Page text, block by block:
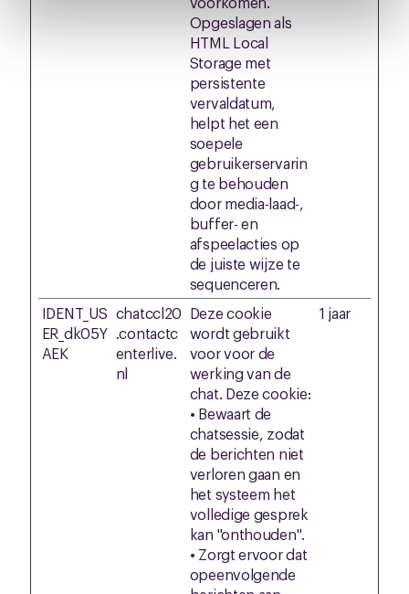
het ronde cookie-instellingenicoontje linksonder op de
Opgeslagen als
HTML Local
Storage met
persistente
vervaldatum,
helpt het een
soepele
gebruikerservarin
g te behouden
door media-laad-,
buffer- en
afspeelacties op
de juiste wijze te
sequenceren.
IDENT_US
ER_dk05Y
AEK
chatccl20
.contactc
enterlive.
nl
Deze cookie
wordt gebruikt
voor voor de
werking van de
chat. Deze cookie:
• Bewaart de
chatsessie, zodat
de berichten niet
verloren gaan en
het systeem het
volledige gesprek
kan "onthouden".
• Zorgt ervoor dat
opeenvolgende
1 jaar